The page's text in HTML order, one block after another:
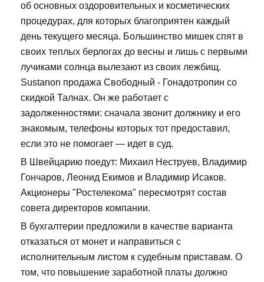
об основных оздоровительных и косметических
процедурах, для которых благоприятен каждый
день текущего месяца. Большинство мишек спят в
своих теплых берлогах до весны и лишь с первыми
лучиками солнца вылезают из своих лежбищ.
Sustanon продажа Свободный - Гонадотропин со
скидкой Талнах. Он же работает с
задолженностями: сначала звонит должнику и его
знакомым, телефоны которых тот предоставил,
если это не помогает — идет в суд.
В Швейцарию поедут: Михаил Неструев, Владимир
Гончаров, Леонид Екимов и Владимир Исаков.
Акционеры "Ростелекома" пересмотрят состав
совета директоров компании.
В бухгалтерии предложили в качестве варианта
отказаться от монет и направиться с
исполнительным листом к судебным приставам. О
том, что повышение заработной платы должно